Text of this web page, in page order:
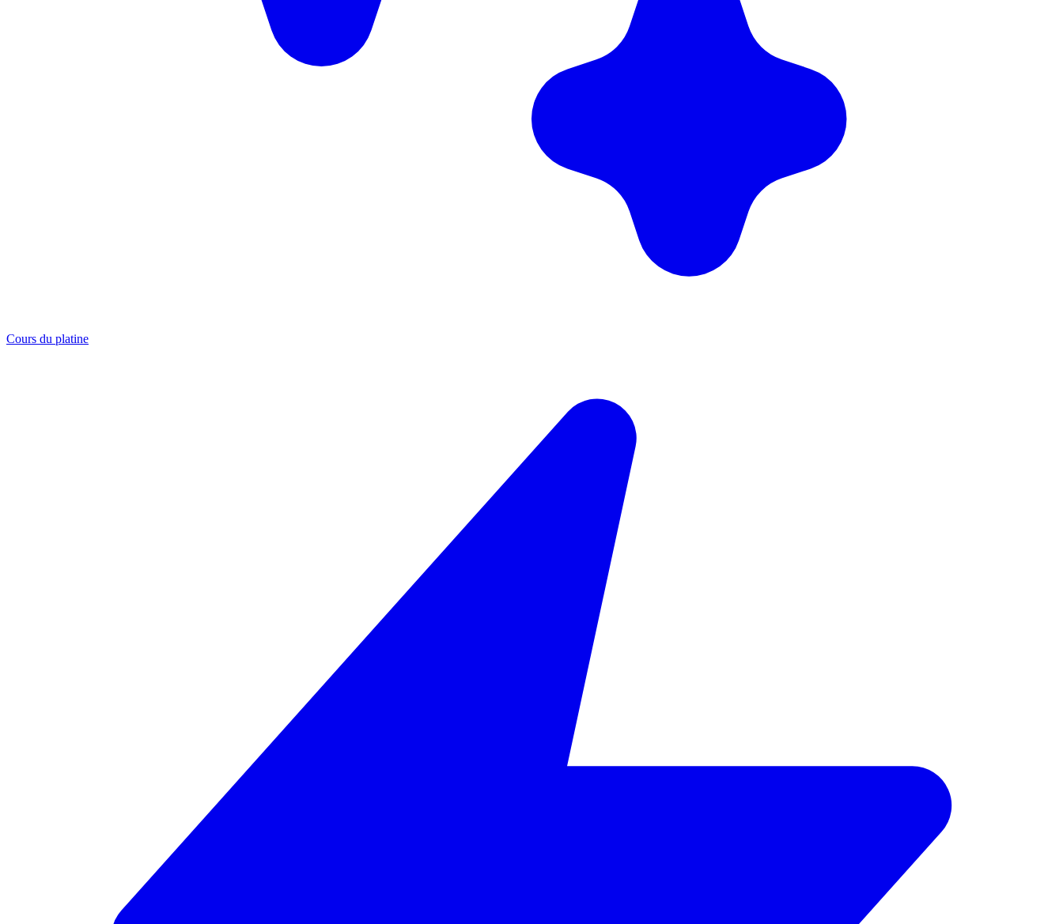
Cours du platine